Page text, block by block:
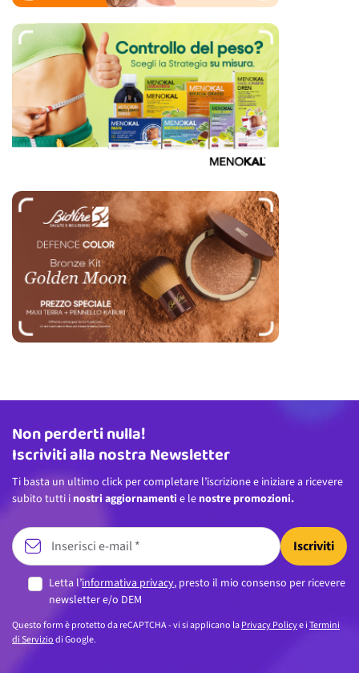
Indirizzo email
Non perderti nulla!
Iscriviti alla nostra Newsletter
Ti basta un ultimo click per completare l’iscrizione e iniziare a ricevere
subito tutti i nostri aggiornamenti e le nostre promozioni.
Iscriviti
Letta l’informativa privacy, presto il mio consenso per ricevere
newsletter e/o DEM
Questo form è protetto da reCAPTCHA - vi si applicano laPrivacy Policye iTermini
di Serviziodi Google.